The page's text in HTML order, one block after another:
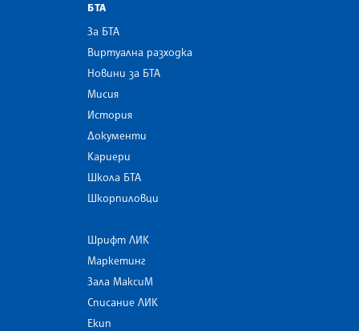
БТА
За БТА
Виртуална разходка
Новини за БТА
Мисия
История
Документи
Кариери
Школа БТА
Шкорпиловци
Шрифт ЛИК
Маркетинг
Зала МаксиМ
Списание ЛИК
Екип